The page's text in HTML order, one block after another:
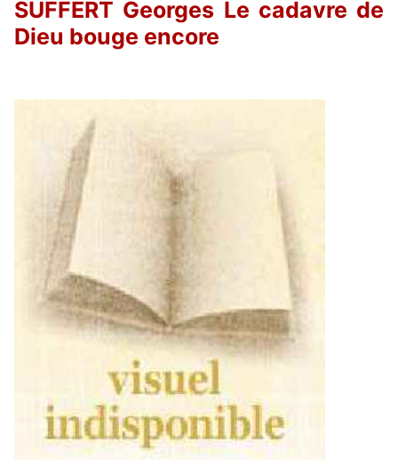
SUFFERT Georges Le cadavre de
Dieu bouge encore